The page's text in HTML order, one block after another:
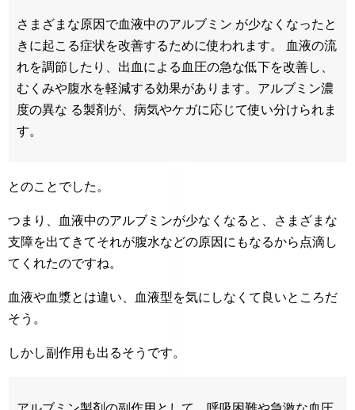
さまざまな原因で血液中のアルブミン が少なくなったと
きに起こる症状を改善するために使われます。 血液の流
れを調節したり、出血による血圧の急な低下を改善し、
むくみや腹水を軽減する効果があります。アルブミン濃
度の異な る製剤が、病気やケガに応じて使い分けられま
す。
とのことでした。
つまり、血液中のアルブミンが少なくなると、さまざまな
支障を出てきてそれが腹水などの原因にもなるから点滴し
てくれたのですね。
血液や血漿とは違い、血液型を気にしなくて良いところだ
そう。
しかし副作用も出るそうです。